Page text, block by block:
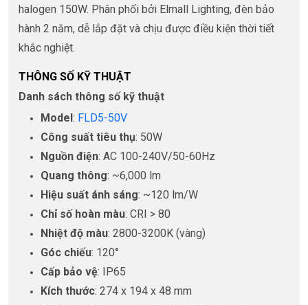
halogen 150W. Phân phối bởi Elmall Lighting, đèn bảo
hành 2 năm, dễ lắp đặt và chịu được điều kiện thời tiết
khắc nghiệt.
THÔNG SỐ KỸ THUẬT
Danh sách thông số kỹ thuật
Model : FLD5-50V
Công suất tiêu thụ: 50W
Nguồn điện: AC 100-240V/50-60Hz
Quang thông: ~6,000 lm
Hiệu suất ánh sáng: ~120 lm/W
Chỉ số hoàn màu: CRI > 80
Nhiệt độ màu: 2800-3200K (vàng)
Góc chiếu: 120°
Cấp bảo vệ: IP65
Kích thước: 274 x 194 x 48 mm